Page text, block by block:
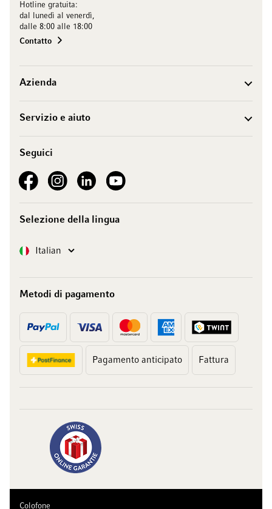
Hotline gratuita:
dal lunedì al venerdì,
dalle 8:00 alle 18:00
Contatto
Azienda
Servizio e aiuto
Seguici
See our FacebookSee our Instagram account
See our LinkedInSee our YouTube channel
Selezione della lingua
Lingua Italian
Metodi di pagamento
Pagamento anticipato Fattura
Colofone